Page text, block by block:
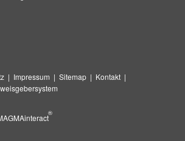
| Impressum | Sitemap | Kontakt |
®